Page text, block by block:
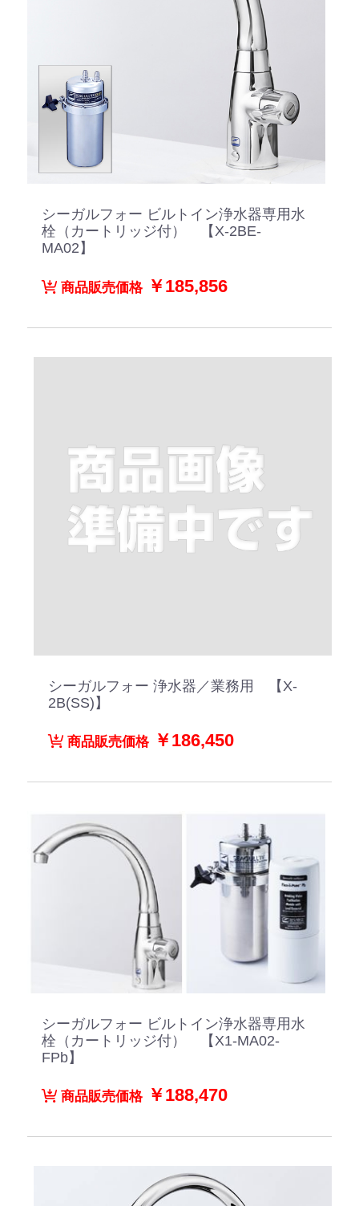
シーガルフォー ビルトイン浄水器専用水
栓（カートリッジ付） 【X-2BE-
MA02】
商品販売価格￥185,856
シーガルフォー 浄水器／業務用 【X-
2B(SS)】
商品販売価格￥186,450
シーガルフォー ビルトイン浄水器専用水
栓（カートリッジ付） 【X1-MA02-
FPb】
商品販売価格￥188,470